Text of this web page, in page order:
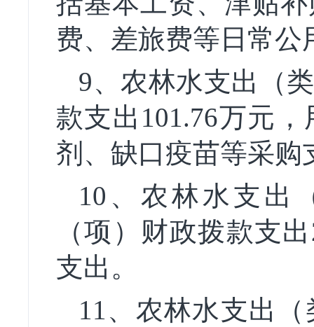
费、差旅费等日常公
9、农林水支出（
款支出101.76万元
剂、缺口疫苗等采购
10 、农林水支出
（项） 财政拨款支
支出。
11 、农林水支出